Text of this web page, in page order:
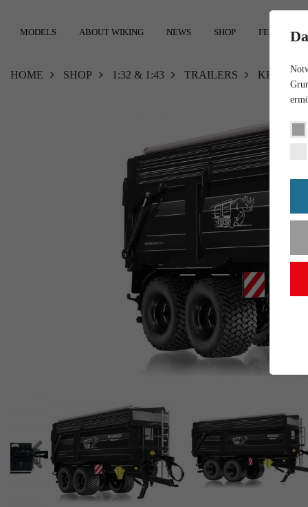
MODELS ABOUT WIKING NEWS SHOP FEEDBACK
HOME SHOP 1:32 & 1:43 TRAILERS KRAMPE